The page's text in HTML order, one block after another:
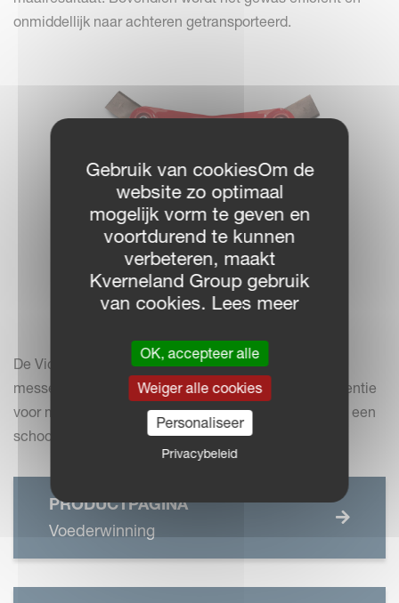
onmiddellijk naar achteren getransporteerd.
De Vicon maaibalk is uitgerust met schijven met 3
messen. Ze zorgen voor een 50% hogere maaifrequentie
voor meer snedes, een uitstekende maaiprestatie en een
schoon gemaaide stoppel.
PRODUCTPAGINA
Voederwinning
Gebruik van cookiesOm de
website zo optimaal
mogelijk vorm te geven en
voortdurend te kunnen
verbeteren, maakt
Kverneland Group gebruik
van cookies. Lees meer
OK, accepteer alle
Weiger alle cookies
Personaliseer
Privacybeleid